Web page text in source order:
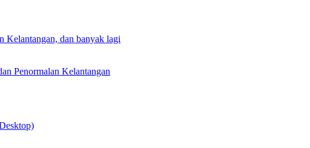
Kelantangan, dan banyak lagi
Penormalan Kelantangan